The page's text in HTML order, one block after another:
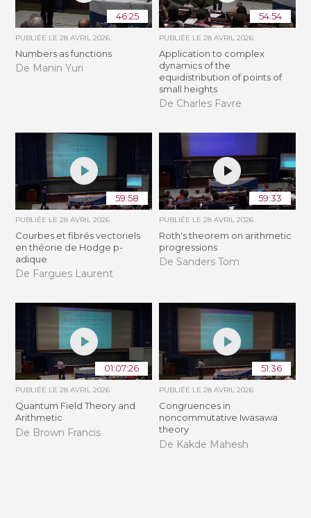
46:25
PUBLIÉE LE28 AVRIL 2026
Numbers as functions
De Manin Yuri
54:54
PUBLIÉE LE 28 AVRIL 2026
Application to complex
dynamics of the
equidistribution of points of
small heights
De Charles Favre
59:58
PUBLIÉE LE28 AVRIL 2026
Courbes et fibrés vectoriels
en théorie de Hodge p-
adique
De Fargues Laurent
59:33
PUBLIÉE LE 28 AVRIL 2026
Roth's theorem on arithmetic
progressions
De Sanders Tom
01:07:26
PUBLIÉE LE28 AVRIL 2026
Quantum Field Theory and
Arithmetic
De Brown Francis
51:36
PUBLIÉE LE 28 AVRIL 2026
Congruences in
noncommutative Iwasawa
theory
De Kakde Mahesh